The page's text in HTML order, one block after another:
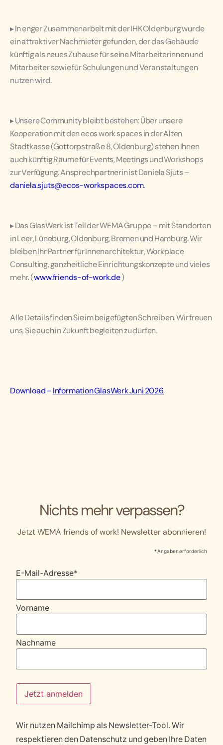
▸In enger Zusammenarbeit mit der IHK Oldenburg wurde
ein attraktiver Nachmieter gefunden, der das Gebäude
künftig als neues Zuhause für seine Mitarbeiterinnen und
Mitarbeiter sowie für Schulungen und Veranstaltungen
nutzen wird.
▸Unsere Community bleibt bestehen: Über unsere
Kooperation mit den ecos work spaces in der Alten
Stadtkasse (Gottorpstraße 8, Oldenburg) stehen Ihnen
auch künftig Räume für Events, Meetings und Workshops
zur Verfügung. Ansprechpartnerin ist Daniela Sjuts –
daniela.sjuts@ecos-workspaces.com.
▸Das GlasWerk ist Teil der WEMA Gruppe – mit Standorten
in Leer, Lüneburg, Oldenburg, Bremen und Hamburg. Wir
bleiben Ihr Partner für Innenarchitektur, Workplace
Consulting, ganzheitliche Einrichtungskonzepte und vieles
mehr. (www.friends-of-work.de)
Alle Details finden Sie im beigefügten Schreiben. Wir freuen
uns, Sie auch in Zukunft begleiten zu dürfen.
Download –Information GlasWerk Juni 2026
Nichts mehr verpassen?
Jetzt WEMA friends of work! Newsletter abonnieren!
* Angaben erforderlich
E-Mail-Adresse*
Vorname
Nachname
Wir nutzen Mailchimp als Newsletter-Tool. Wir
respektieren den Datenschutz und geben Ihre Daten